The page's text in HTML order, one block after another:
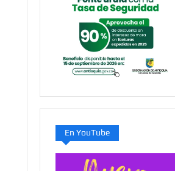
En YouTube